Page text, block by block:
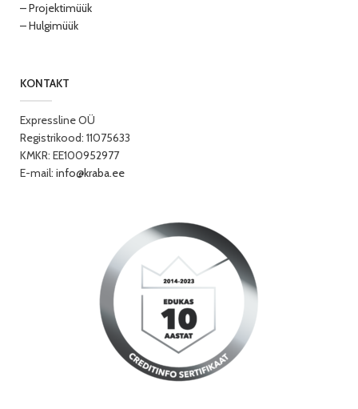
– Projektimüük
– Hulgimüük
KONTAKT
Expressline OÜ
Registrikood: 11075633
KMKR: EE100952977
E-mail: info@kraba.ee